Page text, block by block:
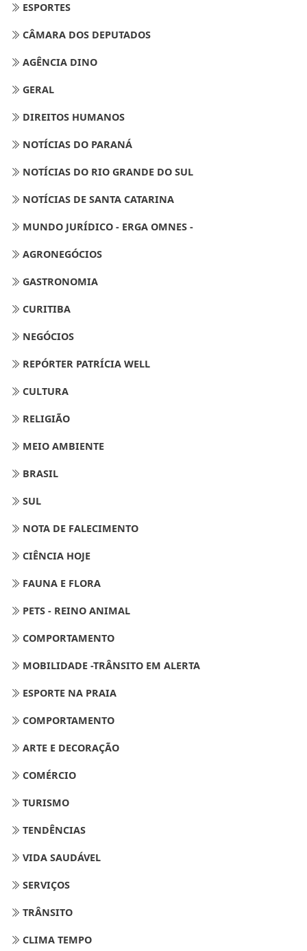
ESPORTES
CÂMARA DOS DEPUTADOS
AGÊNCIA DINO
GERAL
DIREITOS HUMANOS
NOTÍCIAS DO PARANÁ
NOTÍCIAS DO RIO GRANDE DO SUL
NOTÍCIAS DE SANTA CATARINA
MUNDO JURÍDICO - ERGA OMNES -
AGRONEGÓCIOS
GASTRONOMIA
CURITIBA
NEGÓCIOS
REPÓRTER PATRÍCIA WELL
CULTURA
RELIGIÃO
MEIO AMBIENTE
BRASIL
SUL
NOTA DE FALECIMENTO
CIÊNCIA HOJE
FAUNA E FLORA
PETS - REINO ANIMAL
COMPORTAMENTO
MOBILIDADE -TRÂNSITO EM ALERTA
ESPORTE NA PRAIA
COMPORTAMENTO
ARTE E DECORAÇÃO
COMÉRCIO
TURISMO
TENDÊNCIAS
VIDA SAUDÁVEL
SERVIÇOS
TRÂNSITO
CLIMA TEMPO